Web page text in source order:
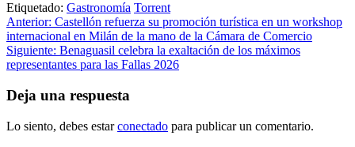
Etiquetado: Gastronomía Torrent
Navegación
de
entradas
Anterior: Castellón refuerza su promoción turística en un workshop
internacional en Milán de la mano de la Cámara de Comercio
Siguiente: Benaguasil celebra la exaltación de los máximos
representantes para las Fallas 2026
Deja una respuesta
Lo siento, debes estarconectado para publicar un comentario.